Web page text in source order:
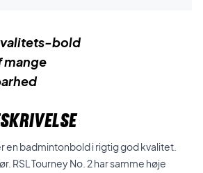
bold
mange
en badmintonbold i rigtig god kvalitet.
RSL Tourney No. 2 har samme høje